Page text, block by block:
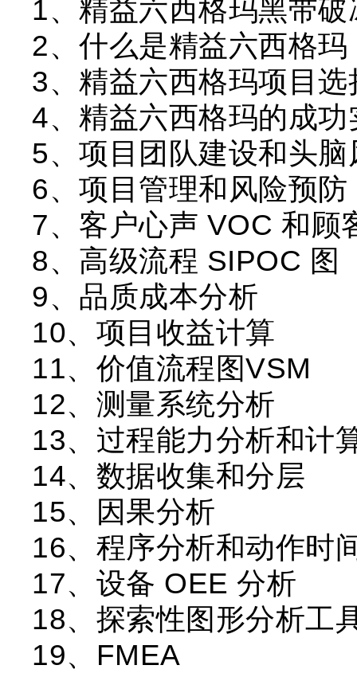
1、精益六西格玛黑带破
2、什么是精益六西格玛
3、精益六西格玛项目
4、精益六西格玛的成
5、项目团队建设和头脑
6、项目管理和风险预防
7、客户心声 VOC 和顾
8、高级流程 SIPOC 图
9、品质成本分析
10、项目收益计算
11、价值流程图VSM
12、测量系统分析
13、过程能力分析和计
14、数据收集和分层
15、因果分析
16、程序分析和动作时
17、设备 OEE 分析
18、探索性图形分析工
19、FMEA